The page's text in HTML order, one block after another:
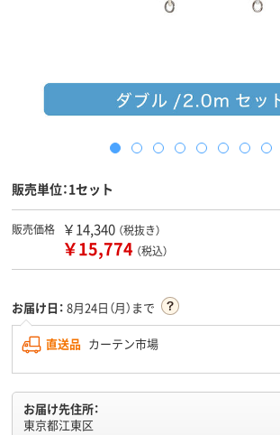
販売単位：1セット
販売価格 ￥14,340 （税抜き）
￥15,774 （税込）
お届け日： 8月24日（月）まで
直送品 カーテン市場
お届け先住所：
東京都江東区